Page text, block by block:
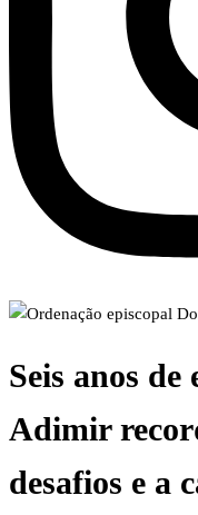
Seis anos
Adimir
desafios e a